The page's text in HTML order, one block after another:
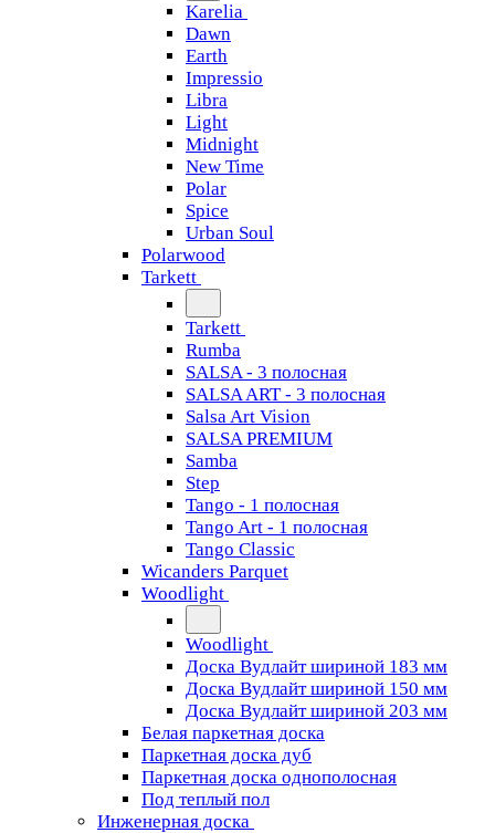
Karelia
Dawn
Earth
Impressio
Libra
Light
Midnight
New Time
Polar
Spice
Urban Soul
Polarwood
Tarkett
Tarkett
Rumba
SALSA - 3 полосная
SALSA ART - 3 полосная
Salsa Art Vision
SALSA PREMIUM
Samba
Step
Tango - 1 полосная
Tango Art - 1 полосная
Tango Classiс
Wicanders Parquet
Woodlight
Woodlight
Доска Вудлайт шириной 183 мм
Доска Вудлайт шириной 150 мм
Доска Вудлайт шириной 203 мм
Белая паркетная доска
Паркетная доска дуб
Паркетная доска однополосная
Под теплый пол
Инженерная доска